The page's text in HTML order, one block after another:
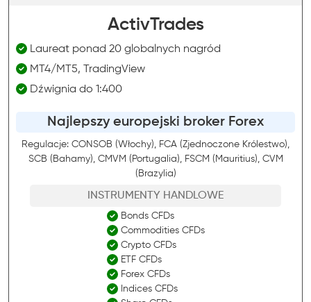
ActivTrades
Laureat ponad 20 globalnych nagród
MT4/MT5, TradingView
Dźwignia do 1:400
Najlepszy europejski broker Forex
Regulacje: CONSOB (Włochy), FCA (Zjednoczone Królestwo),
SCB (Bahamy), CMVM (Portugalia), FSCM (Mauritius), CVM
(Brazylia)
INSTRUMENTY HANDLOWE
Bonds CFDs
Commodities CFDs
Crypto CFDs
ETF CFDs
Forex CFDs
Indices CFDs